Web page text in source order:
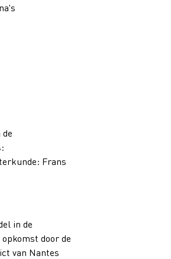
Frans
in de
door de
van Nantes